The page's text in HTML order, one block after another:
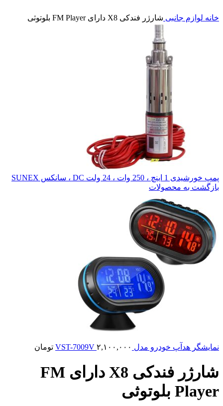
خانه لوازم جانبی شارژر فندکی X8 دارای FM Player بلوتوثی
پمپ خورشیدی 1 اینچ ، 250 وات ، 24 ولت DC ، سانکس SUNEX
بازگشت به محصولات
نمایشگر هدآپ خودرو مدل VST-7009V ۲,۱۰۰,۰۰۰ تومان
شارژر فندکی X8 دارای FM
Player بلوتوثی